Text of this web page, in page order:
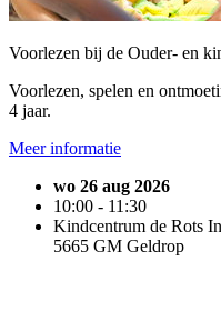
Voorlezen bij de Ouder- en
Voorlezen, spelen en
4 jaar.
Meer informatie
wo 26 aug 2026
10:00 - 11:30
Kindcentrum de Rots
5665 GM Geldrop